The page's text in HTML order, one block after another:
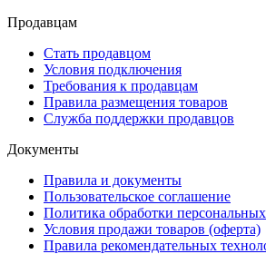
Продавцам
Стать продавцом
Условия подключения
Требования к продавцам
Правила размещения товаров
Служба поддержки продавцов
Документы
Правила и документы
Пользовательское соглашение
Политика обработки
Условия продажи товаров (оферта)
Правила рекомендательных